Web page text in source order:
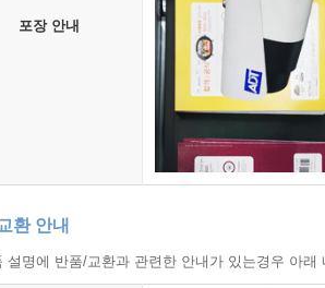
포장 안내
환 안내
설명에 반품/교환과 관련한 안내가 있는경우 아